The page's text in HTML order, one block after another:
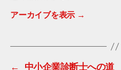
アーカイブを表示 →
←
中小企業診断士への